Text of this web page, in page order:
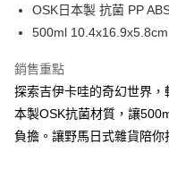
國泰世華商業銀行
臺灣中小企業銀行
聯邦商業銀行
元大商業銀行
台新國際商業銀行
台灣樂天信用卡公司
悠遊付
Google Pay
OSK日本製 抗菌 PP
500ml 10.4x16.9x5.8cm
銷售重點
探索吉伊卡哇的奇幻世界
本製OSK抗菌材質，讓
負擔。讓野馬日式雜貨陪你